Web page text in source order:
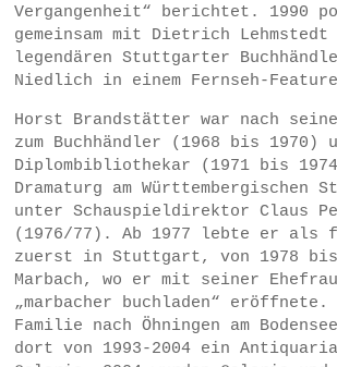
Vergangenheit“ berichtet. 1990
gemeinsam mit Dietrich Lehmstedt
legendären Stuttgarter
Niedlich in einem Fernseh-
Horst Brandstätter war nach
zum Buchhändler (1968 bis 1970)
Diplombibliothekar (1971 bis
Dramaturg am Württembergischen
unter Schauspieldirektor Claus
(1976/77). Ab 1977 lebte er als
zuerst in Stuttgart, von 1978
Marbach, wo er mit seiner
„marbacher buchladen“ eröffnete.
Familie nach Öhningen am
dort von 1993-2004 ein